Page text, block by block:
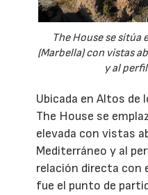
The House se sitúa
(Marbella) con vistas
y al
Ubicada en Altos de
The House se
elevada con vistas
Mediterráneo y al
relación directa con
fue el punto de